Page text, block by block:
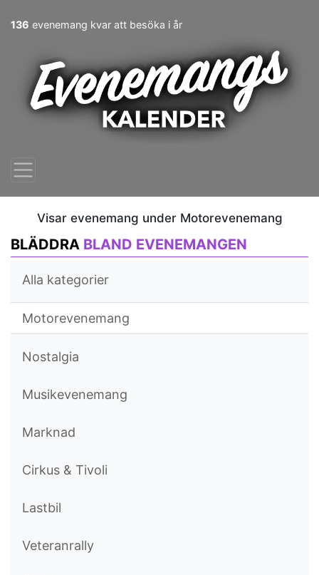
136 evenemang kvar att besöka i år
Visar evenemang under Motorevenemang
BLÄDDRA BLAND EVENEMANGEN
Alla kategorier
Motorevenemang
Nostalgia
Musikevenemang
Marknad
Cirkus & Tivoli
Lastbil
Veteranrally